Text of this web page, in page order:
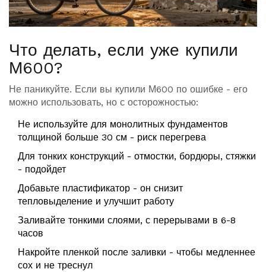
Что делать, если уже купили
М600?
Не паникуйте. Если вы купили М600 по ошибке - его
можно использовать, но с осторожностью:
Не используйте для монолитных фундаментов
толщиной больше 30 см - риск перегрева
Для тонких конструкций - отмостки, бордюры, стяжки
- подойдет
Добавьте пластификатор - он снизит
тепловыделение и улучшит работу
Заливайте тонкими слоями, с перерывами в 6-8
часов
Накройте пленкой после заливки - чтобы медленнее
сох и не треснул